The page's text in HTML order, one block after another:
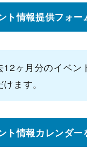
ト情報提供フォー
12ヶ月分のイベン
ます。
ト情報カレンダー